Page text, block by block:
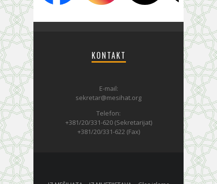
KONTAKT
E-mail:
sekretar@mesihat.org
Telefon:
+381/20/331-620 (Sekretarijat)
+381/20/331-622 (Fax)